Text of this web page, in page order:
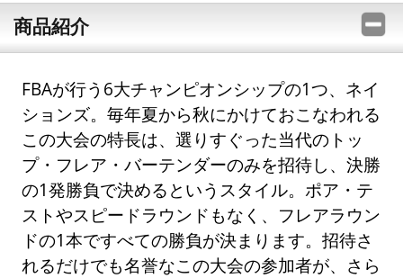
商品紹介
FBAが行う6大チャンピオンシップの1つ、ネイ
ションズ。毎年夏から秋にかけておこなわれる
この大会の特長は、選りすぐった当代のトッ
プ・フレア・バーテンダーのみを招待し、決勝
の1発勝負で決めるというスタイル。ポア・テ
ストやスピードラウンドもなく、フレアラウン
ドの1本ですべての勝負が決まります。招待さ
れるだけでも名誉なこの大会の参加者が、さら